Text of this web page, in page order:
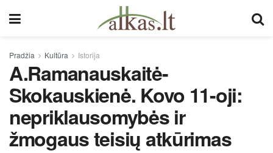
Pradžia Kultūra Istorija
A.Ramanauskaitė-
Skokauskienė. Kovo 11-oji:
nepriklausomybės ir
žmogaus teisių atkūrimas